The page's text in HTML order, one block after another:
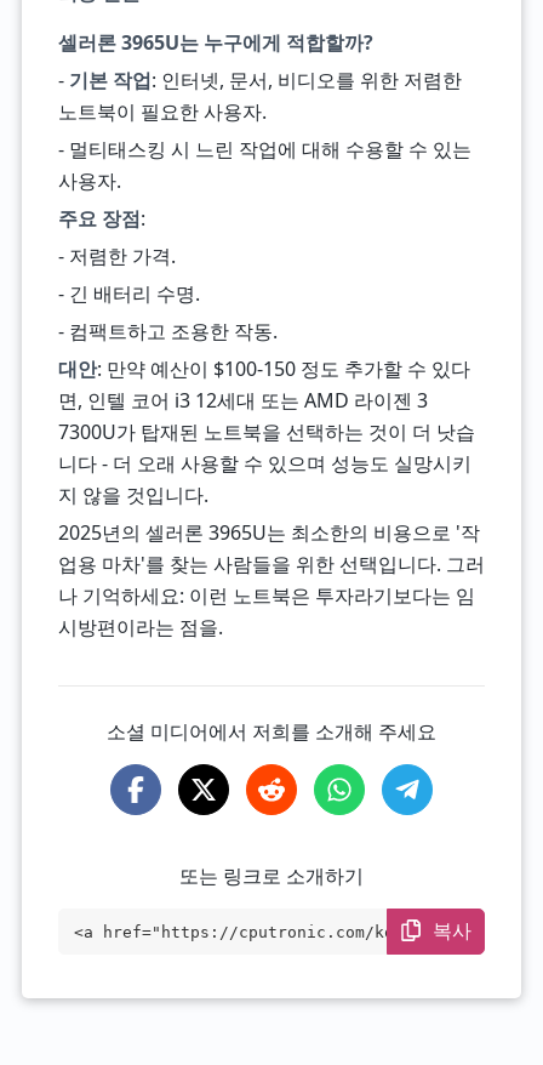
셀러론 3965U는 누구에게 적합할까?
- 기본 작업: 인터넷, 문서, 비디오를 위한 저렴한
노트북이 필요한 사용자.
- 멀티태스킹 시 느린 작업에 대해 수용할 수 있는
사용자.
주요 장점:
- 저렴한 가격.
- 긴 배터리 수명.
- 컴팩트하고 조용한 작동.
대안: 만약 예산이 $100-150 정도 추가할 수 있다
면, 인텔 코어 i3 12세대 또는 AMD 라이젠 3
7300U가 탑재된 노트북을 선택하는 것이 더 낫습
니다 - 더 오래 사용할 수 있으며 성능도 실망시키
지 않을 것입니다.
2025년의 셀러론 3965U는 최소한의 비용으로 '작
업용 마차'를 찾는 사람들을 위한 선택입니다. 그러
나 기억하세요: 이런 노트북은 투자라기보다는 임
시방편이라는 점을.
소셜 미디어에서 저희를 소개해 주세요
또는 링크로 소개하기
<a href="https://cputronic.com/ko/cpu/in
복사